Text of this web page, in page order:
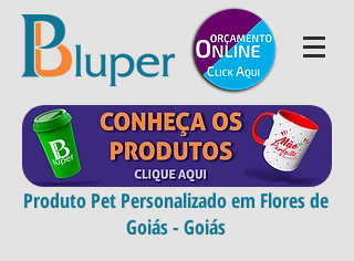
Produto Pet Personalizado em Flores de
Goiás - Goiás